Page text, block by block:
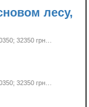
лесу,
32350 грн…
32350 грн…